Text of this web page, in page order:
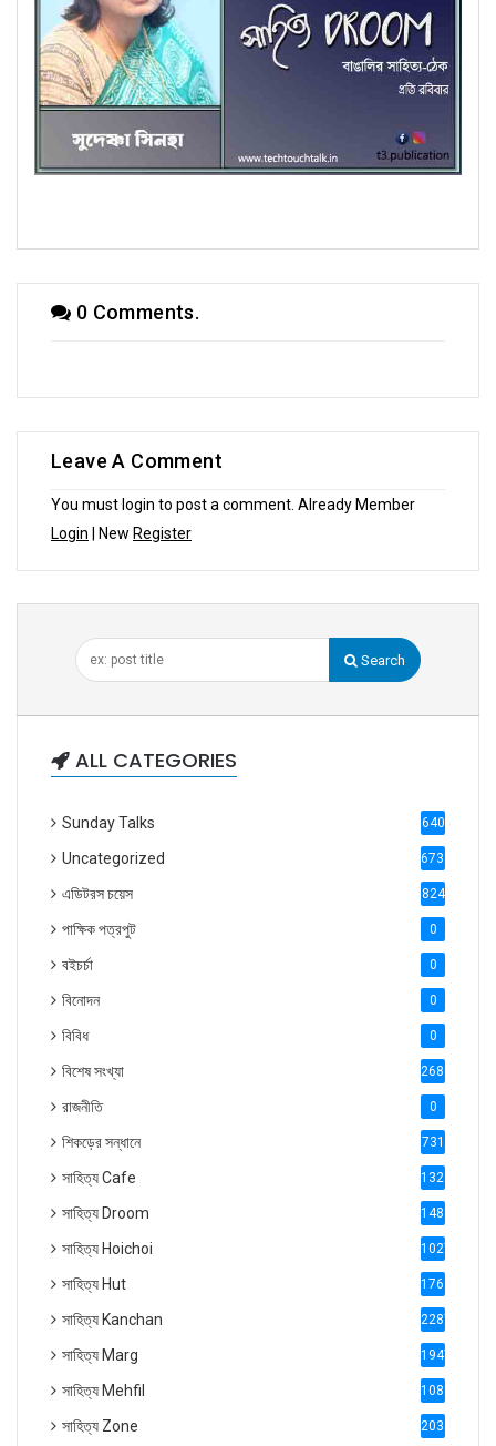
0 Comments.
Leave A Comment
You must login to post a comment. Already Member
Login | New Register
Search
ALL CATEGORIES
Sunday Talks 640
Uncategorized 6738
এডিটরস চয়েস 824
পাক্ষিক পত্রপুট 0
বইচর্চা 0
বিনোদন 0
বিবিধ 0
বিশেষ সংখ্যা 2686
রাজনীতি 0
শিকড়ের সন্ধানে 731
সাহিত্য Cafe 1321
সাহিত্য Droom 1488
সাহিত্য Hoichoi 1027
সাহিত্য Hut 1769
সাহিত্য Kanchan 2287
সাহিত্য Marg 1947
সাহিত্য Mehfil 1088
সাহিত্য Zone 2035